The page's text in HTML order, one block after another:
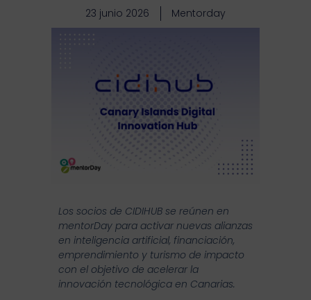
23 junio 2026 Mentorday
Los socios de CIDIHUB se reúnen en
mentorDay para activar nuevas alianzas
en inteligencia artificial, financiación,
emprendimiento y turismo de impacto
con el objetivo de acelerar la
innovación tecnológica en Canarias.